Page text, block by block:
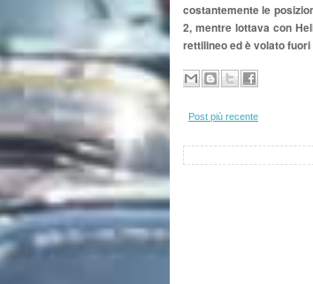
costantemente le
2, mentre lottava con
rettilineo ed è volato
Post più recente